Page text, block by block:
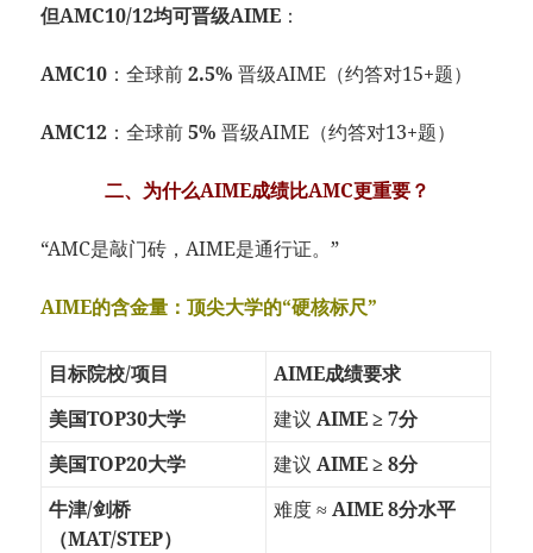
但AMC10/12均可晋级AIME ：
AMC10 ：全球前2.5% 晋级AIME（约答对15+题）
AMC12 ：全球前5% 晋级AIME（约答对13+题）
二、为什么AIME成绩比AMC更重要？
“AMC是敲门砖，AIME是通行证。”
AIME的含金量：顶尖大学的“硬核标尺”
目标院校/项目
AIME成绩要求
美国TOP30大学
建议AIME ≥ 7分
美国TOP20大学
建议AIME ≥ 8分
牛津/剑桥
（MAT/STEP）
难度 ≈AIME 8分水平